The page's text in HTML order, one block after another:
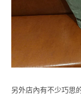
另外店內有不少巧思